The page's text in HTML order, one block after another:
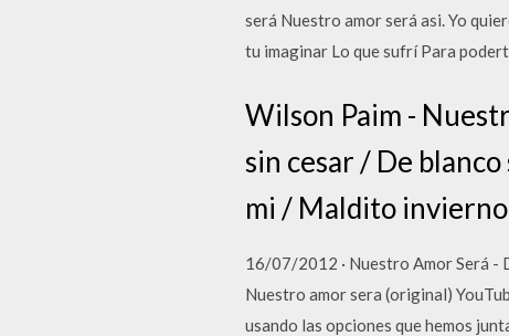
será Nuestro amor será asi. Yo
tu imaginar Lo que sufrí Para
Wilson Paim -
sin cesar / De
mi / Maldito
16/07/2012 · Nuestro Amor Será -
Nuestro amor sera (original)
usando las opciones que hemos